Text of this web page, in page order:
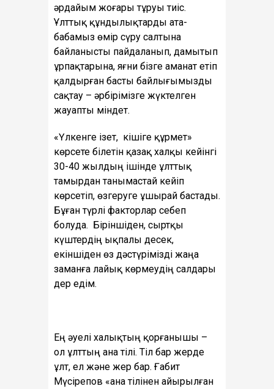
әрдайым жоғары тұруы тиіс.
Ұлттық құндылықтарды ата-
бабамыз өмір сүру салтына
байланысты пайдаланып, дамытып
ұрпақтарына, яғни бізге аманат етіп
қалдырған басты байлығымызды
сақтау – әрбірімізге жүктелген
жауапты міндет.
«Үлкенге ізет, кішіге құрмет»
көрсете білетін қазақ халқы кейінгі
30-40 жылдың ішінде ұлттық
тамырдан танымастай кейіп
көрсетіп, өзгеруге ұшырай бастады.
Бұған түрлі факторлар себеп
болуда. Біріншіден, сыртқы
күштердің ықпалы десек,
екіншіден өз дәстүрімізді жаңа
заманға лайық көрмеудің салдары
дер едім.
Ең әуелі халықтың қорғанышы –
ол ұлттың ана тілі. Тіл бар жерде
ұлт, ел және жер бар. Ғабит
Мүсірепов «ана тілінен айырылған